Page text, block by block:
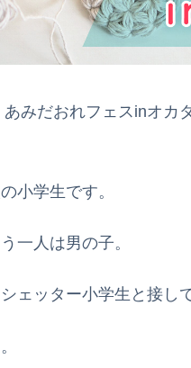
みだおれフェスinオカ
小学生です。
一人は男の子。
ェッター小学生と接し